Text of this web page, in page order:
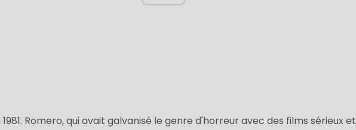
Romero, qui avait galvanisé le genre d'horreur avec des films sérieux et